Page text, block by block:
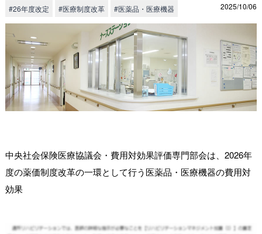
#26年度改定 #医療制度改革 #医薬品・医療機器 2025/10/06
中央社会保険医療協議会・費用対効果評価専門部会は、2026年
度の薬価制度改革の一環として行う医薬品・医療機器の費用対
効果